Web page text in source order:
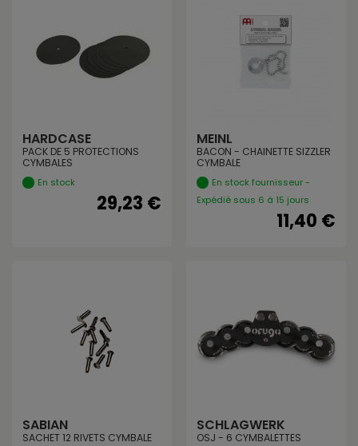
HARDCASE
PACK DE 5 PROTECTIONS
CYMBALES
En stock
29,23 €
MEINL
BACON - CHAINETTE SIZZLER
CYMBALE
En stock fournisseur -
Expédié sous 6 à 15 jours
11,40 €
SABIAN
SACHET 12 RIVETS CYMBALE
SCHLAGWERK
OSJ - 6 CYMBALETTES